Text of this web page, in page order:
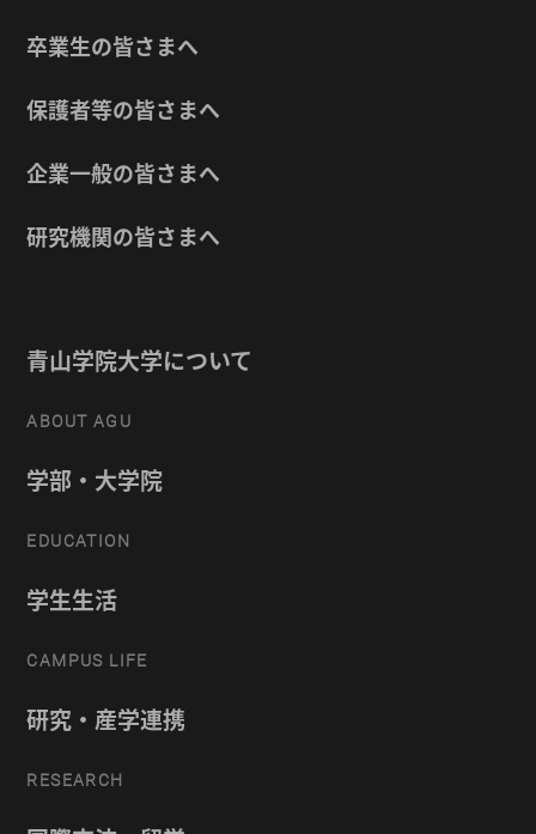
卒業生の皆さまへ
保護者等の皆さまへ
企業一般の皆さまへ
研究機関の皆さまへ
青山学院大学について
ABOUT AGU
学部・大学院
EDUCATION
学生生活
CAMPUS LIFE
研究・産学連携
RESEARCH